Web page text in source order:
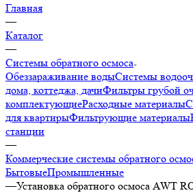
Главная
—
Каталог
—
Системы обратного осмоса
Обеззараживание водыСистемы
дома, коттеджа, дачиФильтры грубой
комплектующиеРасходные материалы
для квартирыФильтрующие материалы
станции
—
Коммерческие системы обратного
БытовыеПромышленные
—Установка обратного осмоса AWT